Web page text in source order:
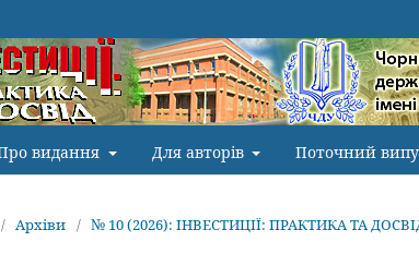
видання Для авторів Поточний
/ Архіви / № 10 (2026): ІНВЕСТИЦІЇ: ПРАКТИКА ТА